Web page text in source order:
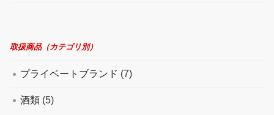
取扱商品（カテゴリ別）
プライベートブランド (7)
酒類 (5)